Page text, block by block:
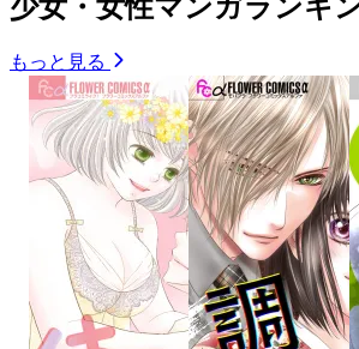
少女・女性マンガランキ
もっと見る